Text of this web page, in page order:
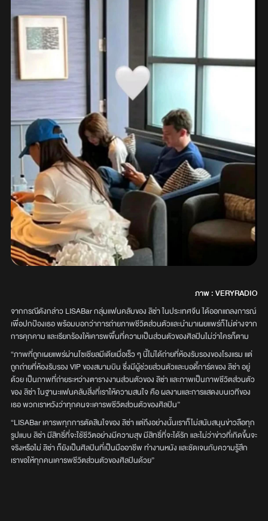
ภาพ : VERYRADIO
จากกรณีดังกล่าว LISABar กลุ่มแฟนคลับของ ลิซ่า ในประเทศจีน ได้ออกแถลงการณ์
เพื่อปกป้องเธอ พร้อมบอกว่าการถ่ายภาพชีวิตส่วนตัวและนำมาเผยแพร่ก็ไม่ต่างจาก
การคุกคาม และเรียกร้องให้เคารพพื้นที่ความเป็นส่วนตัวของศิลปินไม่ว่าใครก็ตาม
“ภาพที่ถูกเผยแพร่ผ่านโซเชียลมีเดียเมื่อเร็ว ๆ นี้ไม่ได้ถ่ายที่ห้องรับรองของโรงแรม แต่
ถูกถ่ายที่ห้องรับรอง VIP ของสนามบิน ซึ่งมีผู้ช่วยส่วนตัวและบอดี้การ์ดของ ลิซ่า อยู่
ด้วย เป็นภาพที่ถ่ายระหว่างตารางงานส่วนตัวของ ลิซ่า และภาพเป็นภาพชีวิตส่วนตัว
ของ ลิซ่า ในฐานะแฟนคลับสิ่งที่เราให้ความสนใจ คือ ผลงานและการแสดงบนเวทีของ
เธอ พวกเราหวังว่าทุกคนจะเคารพชีวิตส่วนตัวของศิลปิน”
“LISABar เคารพทุกการตัดสินใจของ ลิซ่า แต่ถึงอย่างนั้นเราก็ไม่สนับสนุนข่าวลือทุก
รูปแบบ ลิซ่า มีสิทธิ์ที่จะใช้ชีวิตอย่างมีความสุข มีสิทธิ์ที่จะได้รัก และไม่ว่าข่าวที่เกิดขึ้นจะ
จริงหรือไม่ ลิซ่า ก็ยังเป็นศิลปินที่เป็นมืออาชีพ ทำงานหนัง และชัดเจนกับความรู้สึก
เราขอให้ทุกคนเคารพชีวิตส่วนตัวของศิลปินด้วย”